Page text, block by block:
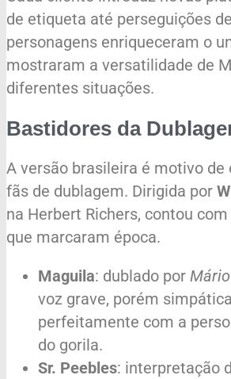
de etiqueta até perseguições
personagens enriqueceram o
mostraram a versatilidade de
diferentes situações.
Bastidores da
A versão brasileira é motivo de
fãs de dublagem. Dirigida por
na Herbert Richers, contou
que marcaram época.
Maguila: dublado por
voz grave, porém
perfeitamente com a
do gorila.
Sr. Peebles: interpretação